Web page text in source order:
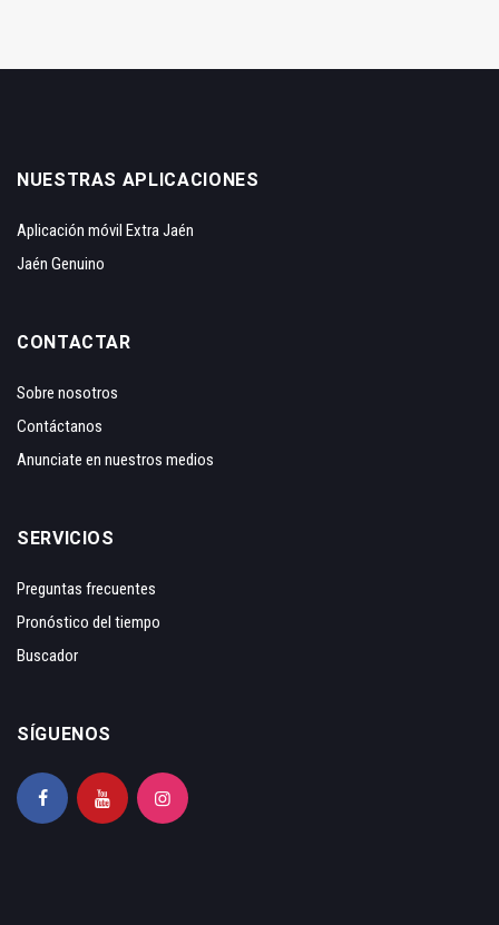
NUESTRAS APLICACIONES
Aplicación móvil Extra Jaén
Jaén Genuino
CONTACTAR
Sobre nosotros
Contáctanos
Anunciate en nuestros medios
SERVICIOS
Preguntas frecuentes
Pronóstico del tiempo
Buscador
SÍGUENOS